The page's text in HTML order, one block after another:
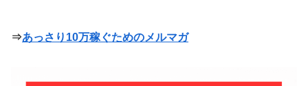
⇒あっさり10万稼ぐためのメルマガ